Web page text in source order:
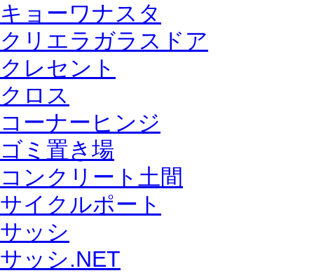
キョーワナスタ
クリエラガラスドア
クレセント
クロス
コーナーヒンジ
ゴミ置き場
コンクリート土間
サイクルポート
サッシ
サッシ.NET